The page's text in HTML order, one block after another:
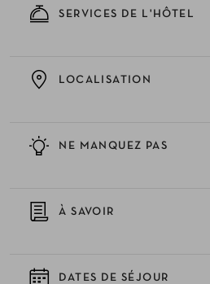
SERVICES DE L'HÔTEL
NE MANQUEZ PAS
LOCALISATION
À SAVOIR
DATES DE SÉJOUR